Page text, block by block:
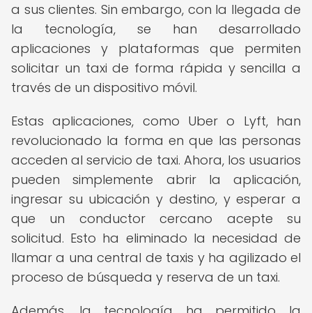
a sus clientes. Sin embargo, con la llegada de
la tecnología, se han desarrollado
aplicaciones y plataformas que permiten
solicitar un taxi de forma rápida y sencilla a
través de un dispositivo móvil.
Estas aplicaciones, como Uber o Lyft, han
revolucionado la forma en que las personas
acceden al servicio de taxi. Ahora, los usuarios
pueden simplemente abrir la aplicación,
ingresar su ubicación y destino, y esperar a
que un conductor cercano acepte su
solicitud. Esto ha eliminado la necesidad de
llamar a una central de taxis y ha agilizado el
proceso de búsqueda y reserva de un taxi.